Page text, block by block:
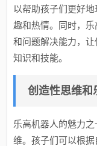
以帮助孩子们更好
趣和热情。同时，
和问题解决能力，
知识和技能。
创造性思维和
乐高机器人的魅力
维。孩子们可以根